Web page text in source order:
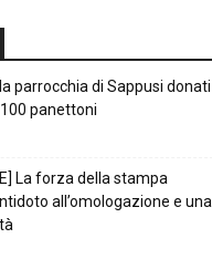
parrocchia di Sappusi donati
panettoni
La forza della stampa
all’omologazione e una